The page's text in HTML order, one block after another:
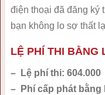
điện thoại đã đăng ký
bạn không lo sợ thất
LỆ PHÍ THI BẰNG
– Lệ phí thi: 604.000
– Phí cấp phát bằng